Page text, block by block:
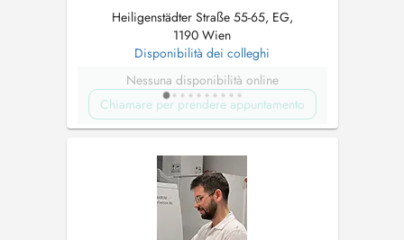
Heiligenstädter Straße 55-65, EG,
1190 Wien
Disponibilità dei colleghi
Nessuna disponibilità online
Chiamare per prendere appuntamento